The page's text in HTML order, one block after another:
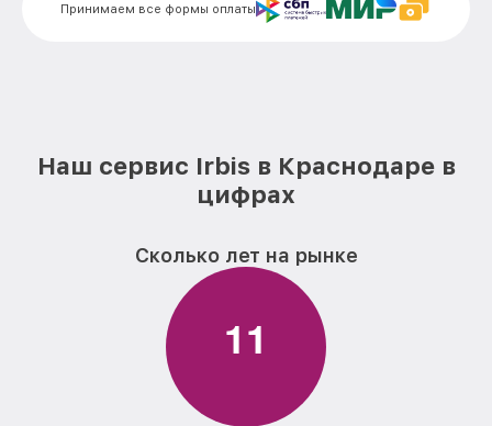
Принимаем все формы оплаты
Наш сервис Irbis в Краснодаре в
цифрах
Сколько лет на рынке
11